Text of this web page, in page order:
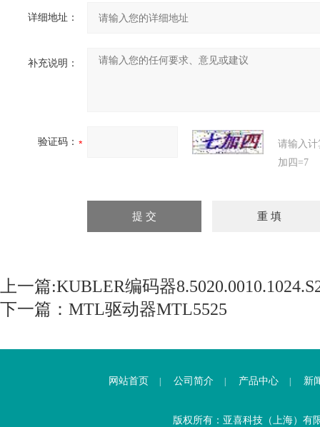
详细地址：
补充说明：
验证码：
请输入
加四=7
上一篇:KUBLER编码器
下一篇： MTL驱动器MTL5525
网站首页 公司简介 产品中心 新
版权所有：亚喜科技（上海）